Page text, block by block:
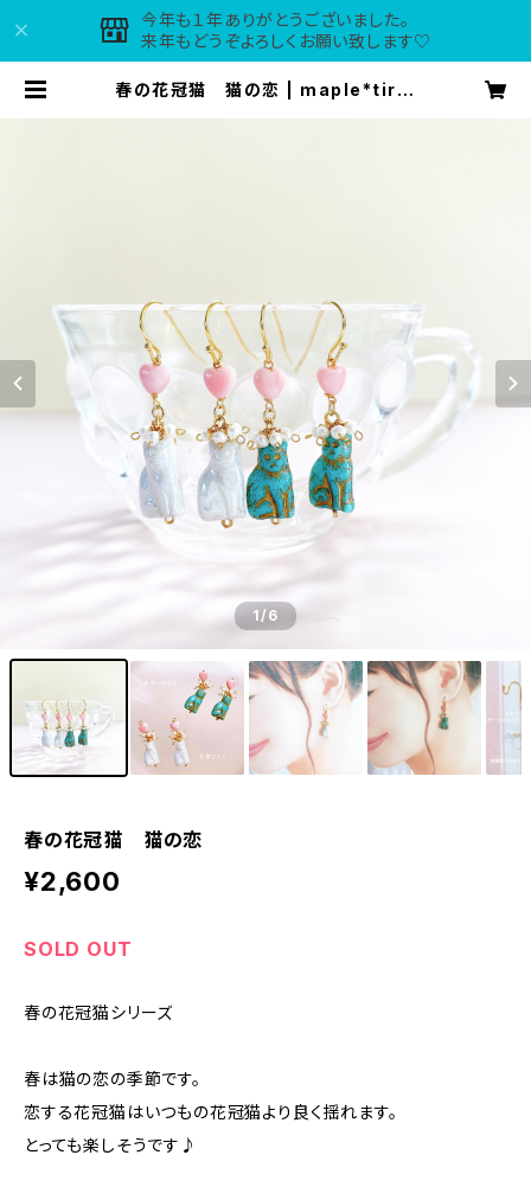
今年も１年ありがとうございました。
来年もどうぞよろしくお願い致します♡
春の花冠猫 猫の恋 | maple*tirol
1/6
春の花冠猫 猫の恋
¥2,600
SOLD OUT
春の花冠猫シリーズ
春は猫の恋の季節です。
恋する花冠猫はいつもの花冠猫より良く揺れます。
とっても楽しそうです♪